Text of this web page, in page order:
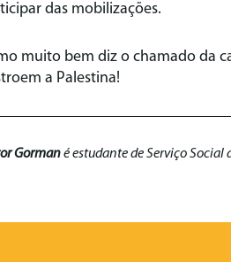
das mobilizações.
muito bem diz o chamado da
a Palestina!
Gormané estudante de Serviço Social